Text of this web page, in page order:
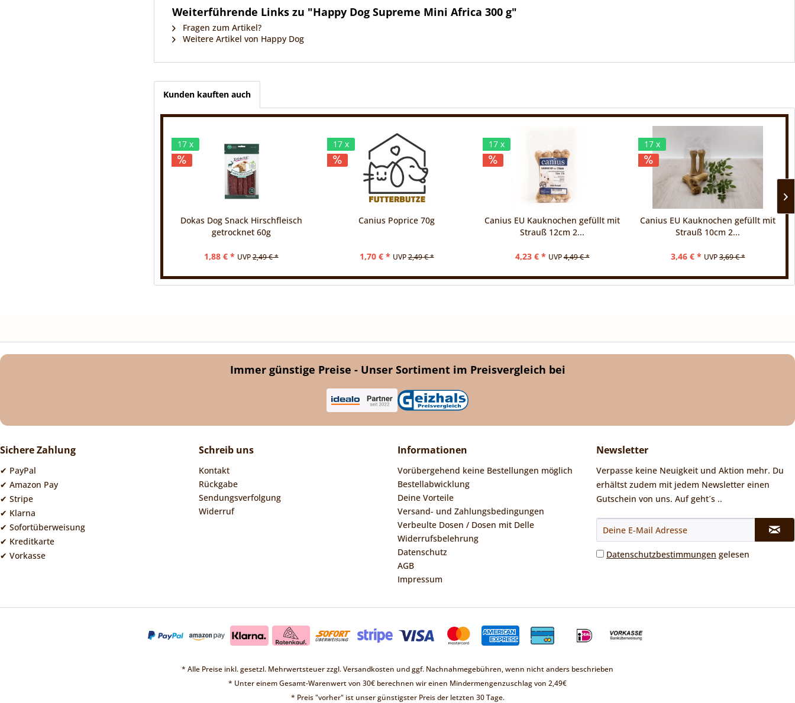
Weiterführende Links zu "Happy Dog Supreme Mini Africa 300 g"
Fragen zum Artikel?
Weitere Artikel von Happy Dog
Kunden kauften auch
17 x
Dokas Dog Snack Hirschfleisch
getrocknet 60g
1,88 € * UVP2,49 € *
17 x
Canius Poprice 70g
1,70 € * UVP2,49 € *
17 x
Canius EU Kauknochen gefüllt mit
Strauß 12cm 2...
4,23 € * UVP4,49 € *
17 x
Canius EU Kauknochen gefüllt mit
Strauß 10cm 2...
3,46 € * UVP3,69 € *
Immer günstige Preise - Unser Sortiment im Preisvergleich bei
Sichere Zahlung
✔ PayPal
✔ Amazon Pay
✔ Stripe
✔ Klarna
✔ Sofortüberweisung
✔ Kreditkarte
✔ Vorkasse
Schreib uns
Kontakt
Rückgabe
Sendungsverfolgung
Widerruf
Informationen
Vorübergehend keine Bestellungen möglich
Bestellabwicklung
Deine Vorteile
Versand- und Zahlungsbedingungen
Verbeulte Dosen / Dosen mit Delle
Widerrufsbelehrung
Datenschutz
AGB
Impressum
Newsletter
Verpasse keine Neuigkeit und Aktion mehr. Du
erhältst zudem mit jedem Newsletter einen
Gutschein von uns. Auf geht´s ..
Datenschutzbestimmungen gelesen
* Alle Preise inkl. gesetzl. Mehrwertsteuer zzgl.Versandkosten und ggf. Nachnahmegebühren, wenn nicht anders beschrieben
* Unter einem Gesamt-Warenwert von 30€ berechnen wir einen Mindermengenzuschlag von 2,49€
* Preis "vorher" ist unser günstigster Preis der letzten 30 Tage.